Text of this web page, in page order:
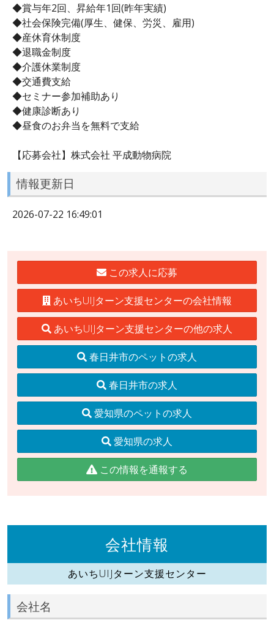
◆賞与年2回、昇給年1回(昨年実績)
◆社会保険完備(厚生、健保、労災、雇用)
◆産休育休制度
◆退職金制度
◆介護休業制度
◆交通費支給
◆セミナー参加補助あり
◆健康診断あり
◆昼食のお弁当を無料で支給
【応募会社】株式会社 平成動物病院
情報更新日
2026-07-22 16:49:01
この求人に応募
あいちUIJターン支援センターの会社情報
あいちUIJターン支援センターの他の求人
春日井市のペットの求人
春日井市の求人
愛知県のペットの求人
愛知県の求人
この情報を通報する
会社情報
あいちUIJターン支援センター
会社名